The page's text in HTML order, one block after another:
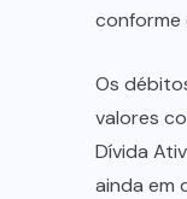
conforme
Os
valores
Dívida
ainda em